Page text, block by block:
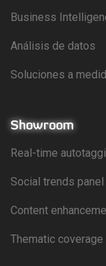
Business
Análisis de datos
Soluciones a
Showroom
Real-time
Social trends panel
Content
Thematic coverage